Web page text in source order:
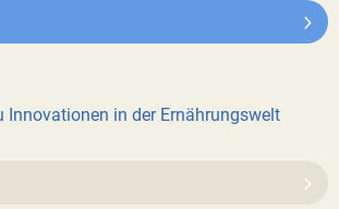
Innovationen in der Ernährungswelt